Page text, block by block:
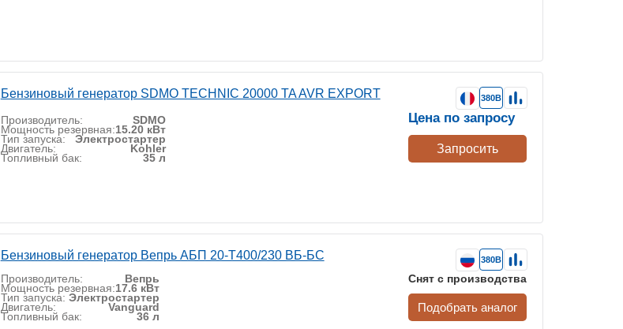
Бензиновый генератор SDMO TECHNIC 20000 TA AVR EXPORT
Производитель: SDMO
Мощность резервная:15.20 кВт
Тип запуска: Электростартер
Двигатель: Kohler
Топливный бак: 35 л
380В
Цена по запросу
Запросить
Бензиновый генератор Вепрь АБП 20-Т400/230 ВБ-БС
Производитель: Вепрь
Мощность резервная:17.6 кВт
Тип запуска: Электростартер
Двигатель: Vanguard
Топливный бак: 36 л
380В
Снят с производства
Подобрать аналог